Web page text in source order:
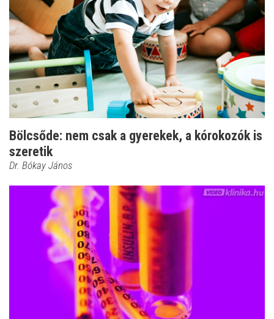
Bölcsőde: nem csak a gyerekek, a kórokozók is
szeretik
Dr. Bókay János